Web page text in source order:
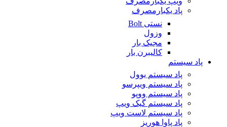
پاد یکبارمصرف
نستی Bolt
وزول
مجیک بار
کالیبرن بار
پاد سیستم
پاد سیستم یوول
پاد سیستم ویپرسو
پاد سیستم ووپو
پاد سیستم گیک ویپ
پاد سیستم لاست ویپ
پاد پاوا هوریز